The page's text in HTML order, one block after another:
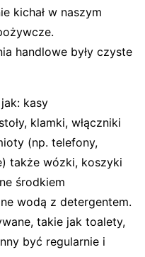
kichał w naszym
handlowe były czyste
kasy
klamki, włączniki
(np. telefony,
także wózki, koszyki
środkiem
wodą z detergentem.
takie jak toalety,
być regularnie i